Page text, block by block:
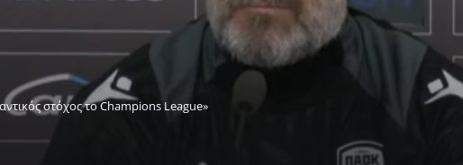
στόχος το Champions League»